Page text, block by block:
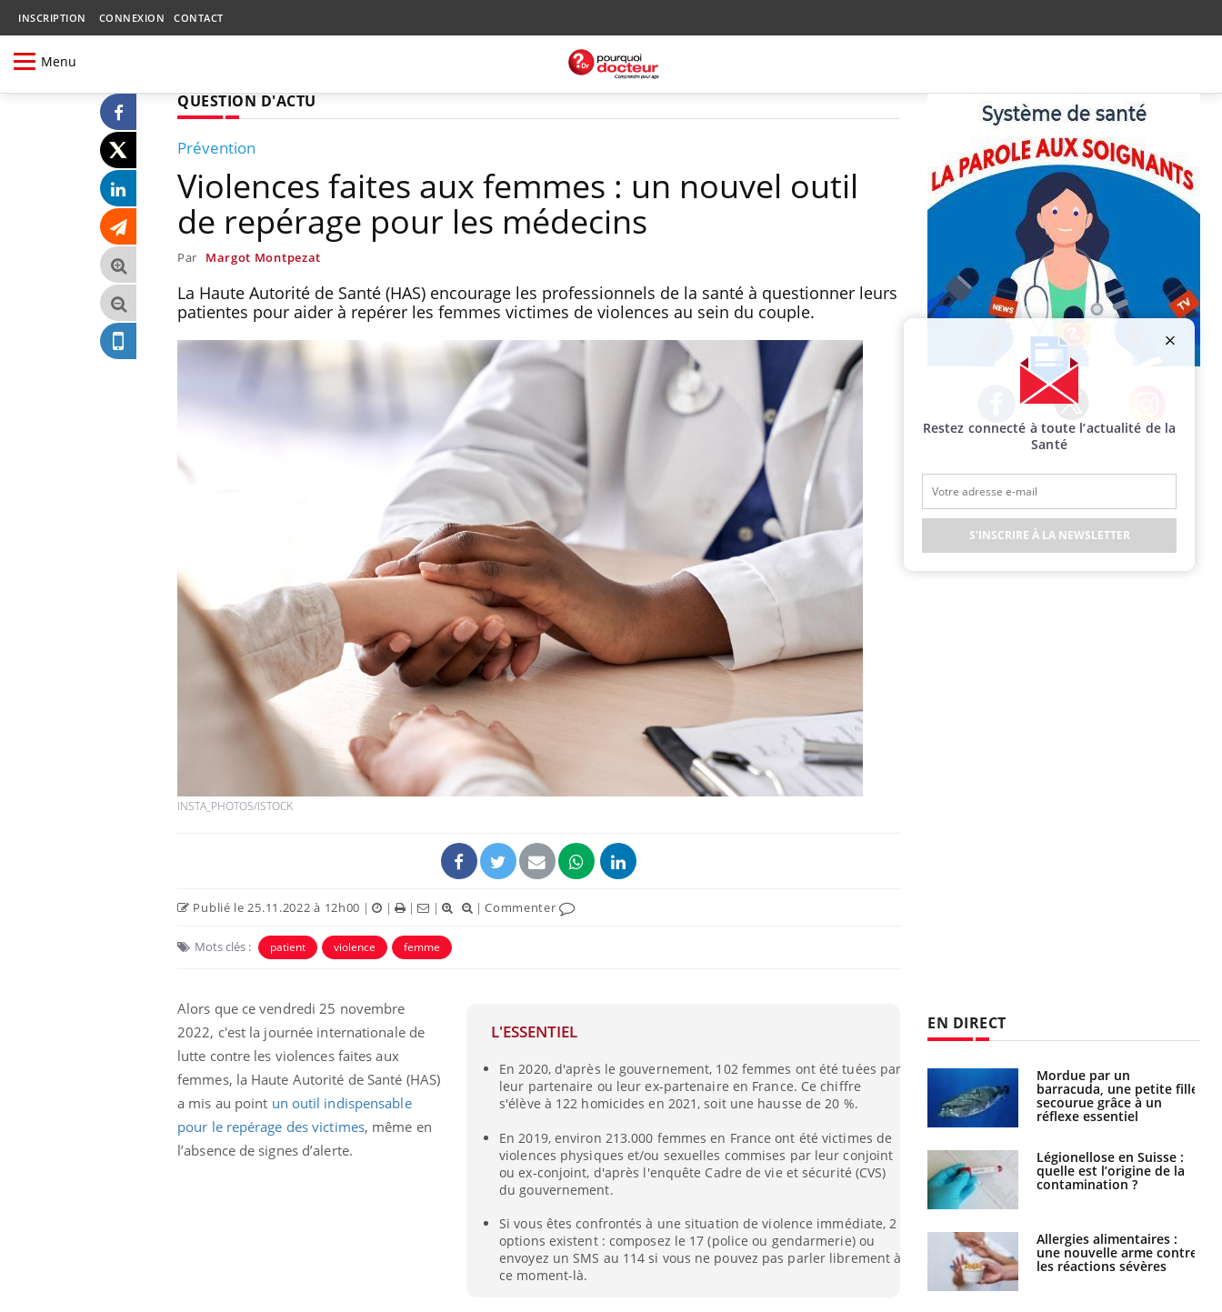
INSCRIPTION CONNEXION CONTACT
Menu
QUESTION D'ACTU
Prévention
Violences faites aux femmes : un nouvel outil
de repérage pour les médecins
Par Margot Montpezat
La Haute Autorité de Santé (HAS) encourage les professionnels de la santé à questionner leurs
patientes pour aider à repérer les femmes victimes de violences au sein du couple.
INSTA_PHOTOS/ISTOCK
Publié le 25.11.2022 à 12h00 | | | | |Commenter
Mots clés : patient violence femme
L'ESSENTIEL
En 2020, d'après le gouvernement, 102 femmes ont été tuées par
leur partenaire ou leur ex-partenaire en France. Ce chiffre
s'élève à 122 homicides en 2021, soit une hausse de 20 %.
En 2019, environ 213.000 femmes en France ont été victimes de
violences physiques et/ou sexuelles commises par leur conjoint
ou ex-conjoint, d'après l'enquête Cadre de vie et sécurité (CVS)
du gouvernement.
Si vous êtes confrontés à une situation de violence immédiate, 2
options existent : composez le 17 (police ou gendarmerie) ou
envoyez un SMS au 114 si vous ne pouvez pas parler librement à
ce moment-là.
Alors que ce vendredi 25 novembre
2022, c'est la journée internationale de
lutte contre les violences faites aux
femmes, la Haute Autorité de Santé (HAS)
a mis au point un outil indispensable
pour le repérage des victimes, même en
l’absence de signes d’alerte.
Facebook Twitter Instagram
EN DIRECT
La sieste empêche-t-elle
de dormir la nuit ?
VIH : la fin du comprimé
Fortes chaleurs :
pourquoi le risque de
noyade grimpe-t-il ?
Le Viagra pourrait-il
freiner la propagation du
cancer ?
Pourquoi manger moins
de protéines pourrait
finalement être bénéfique
Grossesse et chaleur : ce
que dit la science
Le smartphone nuit-il à
l'apprentissage de la
Mordue par une tique en
vacances, elle reste dans
le coma pendant 42 jours
Mordue par un
barracuda, une petite fille
secourue grâce à un
réflexe essentiel
Légionellose en Suisse :
quelle est l’origine de la
contamination ?
Allergies alimentaires :
une nouvelle arme contre
les réactions sévères
Restez connecté à toute l’actualité de la
Santé
S'INSCRIRE À LA NEWSLETTER